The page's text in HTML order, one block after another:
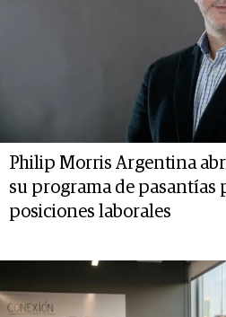
Philip Morris Argentina
su programa de pasantías
posiciones laborales